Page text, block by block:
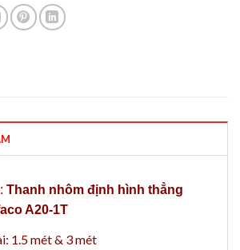
Thanh nhôm định hình thẳng
A20-1T
1.5 mét & 3 mét